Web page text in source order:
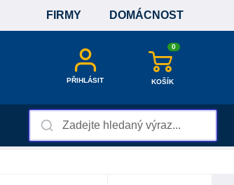
FIRMY DOMÁCNOST
PŘIHLÁSIT
0
KOŠÍK